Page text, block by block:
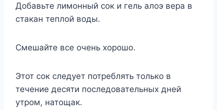
Добавьте лимонный сок и гель алоэ вера в
стакан теплой воды.
Смешайте все очень хорошо.
Этот сок следует потреблять только в
течение десяти последовательных дней
утром, натощак.